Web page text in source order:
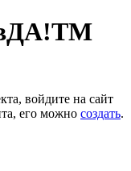
ДА!TM
войдите на сайт
его можно создать.